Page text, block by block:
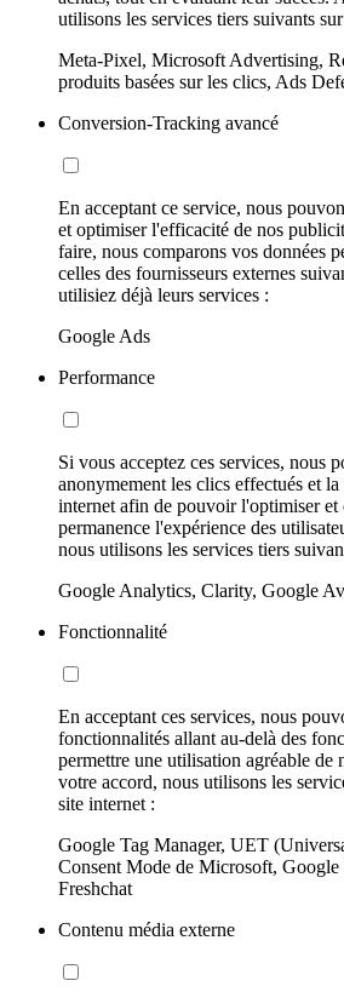
utilisons les services tiers suivants
Meta-Pixel, Microsoft Advertising,
produits basées sur les clics, Ads
Conversion-Tracking avancé
En acceptant ce service, nous
et optimiser l'efficacité de nos
faire, nous comparons vos données
celles des fournisseurs externes
utilisiez déjà leurs services :
Google Ads
Performance
Si vous acceptez ces services, nous
anonymement les clics effectués et
internet afin de pouvoir l'optimiser et
permanence l'expérience des
nous utilisons les services tiers
Google Analytics, Clarity, Google
Fonctionnalité
En acceptant ces services, nous
fonctionnalités allant au-delà des
permettre une utilisation agréable de
votre accord, nous utilisons les
site internet :
Google Tag Manager, UET
Consent Mode de Microsoft,
Freshchat
Contenu média externe